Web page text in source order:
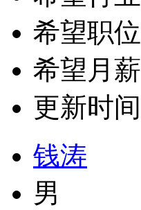
希望职位
希望月薪
更新时间
钱涛
男